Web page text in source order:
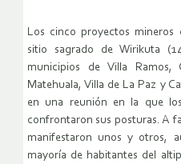
Los cinco proyectos mineros
sitio sagrado de Wirikuta
municipios de Villa Ramos,
Matehuala, Villa de La Paz y
en una reunión en la que
confrontaron sus posturas. A
manifestaron unos y otros,
mayoría de habitantes del